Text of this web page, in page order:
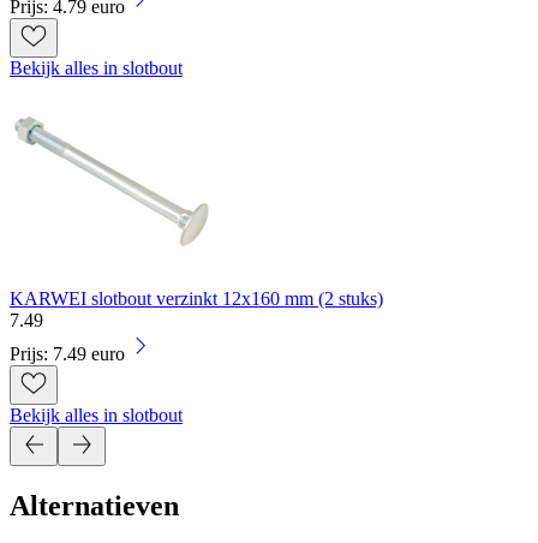
Prijs: 4.79 euro
Bekijk alles in slotbout
KARWEI slotbout verzinkt 12x160 mm (2 stuks)
7.49
Prijs: 7.49 euro
Bekijk alles in slotbout
Alternatieven